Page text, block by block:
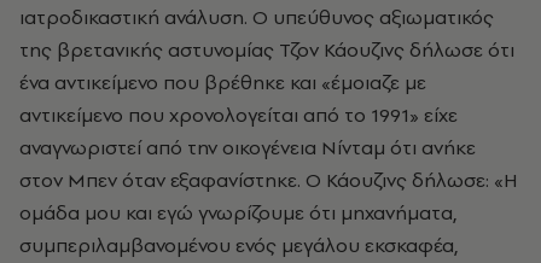
ιατροδικαστική ανάλυση. Ο υπεύθυνος αξιωματικός
της βρετανικής αστυνομίας Τζον Κάουζινς δήλωσε ότι
ένα αντικείμενο που βρέθηκε και «έμοιαζε με
αντικείμενο που χρονολογείται από το 1991» είχε
αναγνωριστεί από την οικογένεια Νίνταμ ότι ανήκε
στον Μπεν όταν εξαφανίστηκε. Ο Κάουζινς δήλωσε: «Η
ομάδα μου και εγώ γνωρίζουμε ότι μηχανήματα,
συμπεριλαμβανομένου ενός μεγάλου εκσκαφέα,